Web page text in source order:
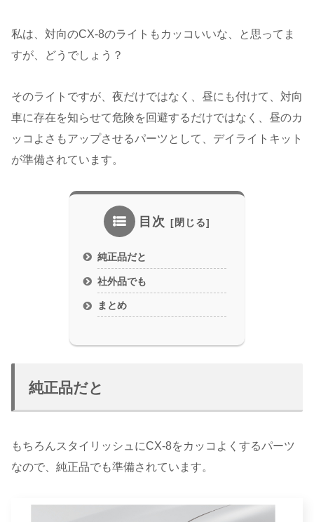
私は、対向のCX-8のライトもカッコいいな、と思ってま
すが、どうでしょう？
そのライトですが、夜だけではなく、昼にも付けて、対向
車に存在を知らせて危険を回避するだけではなく、昼のカ
ッコよさもアップさせるパーツとして、デイライトキット
が準備されています。
目次
純正品だと
社外品でも
まとめ
純正品だと
もちろんスタイリッシュにCX-8をカッコよくするパーツ
なので、純正品でも準備されています。